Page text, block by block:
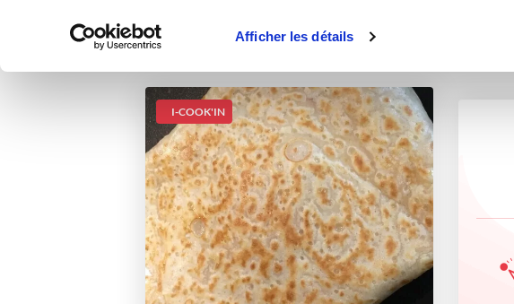
Afficher les détails
I-COOK'IN